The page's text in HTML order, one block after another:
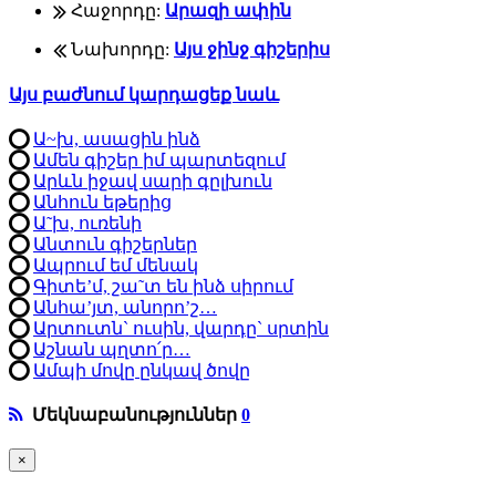
Հաջորդը: Արազի ափին
Նախորդը: Այս ջինջ գիշերիս
Այս բաժնում կարդացեք նաև
Ա~խ, ասացին ինձ
Ամեն գիշեր իմ պարտեզում
Արևն իջավ սարի գըլխուն
Անհուն եթերից
Ա˜խ, ուռենի
Անտուն գիշերներ
Ապրում եմ մենակ
Գիտե’մ, շա˜տ են ինձ սիրում
Անհա’յտ, անորո’շ…
Արտուտն` ուսին, վարդը` սրտին
Աշնան պղտո՛ր…
Ամպի մովը ընկավ ծովը
Մեկնաբանություններ 0
×